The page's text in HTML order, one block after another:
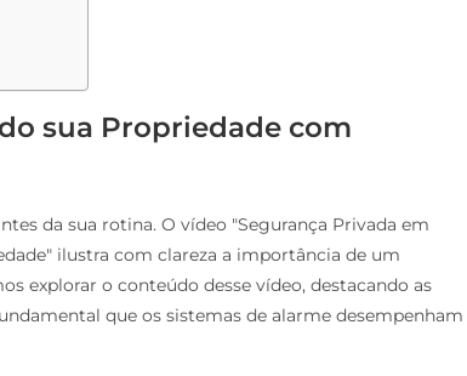
sua Propriedade com
da sua rotina. O vídeo "Segurança Privada em
ilustra com clareza a importância de um
explorar o conteúdo desse vídeo, destacando as
que os sistemas de alarme desempenham